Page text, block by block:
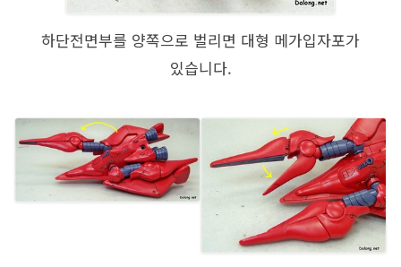
하단전면부를 양쪽으로 벌리면 대형 메가입자포가
있습니다.